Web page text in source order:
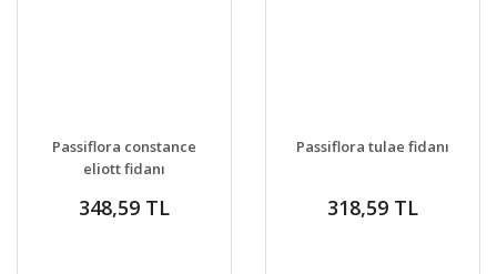
Passiflora constance
eliott fidanı
348,59 TL
Passiflora tulae fidanı
318,59 TL